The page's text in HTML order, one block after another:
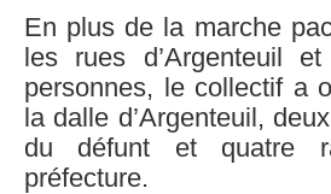
En plus de la marche
les rues d’Argenteuil
personnes, le collectif a
la dalle d’Argenteuil,
du défunt et quatre
préfecture.